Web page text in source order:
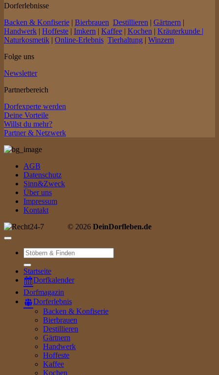
Dorferlebnisse
Backen & Konfiserie | Bierbrauen Destillieren | Gärtnern |
Handwerk | Hoffeste | Imkern | Kaffee | Kochen | Kräuterkunde |
Naturkosmetik | Online-Erlebnis Tierhaltung | Winzern
Folge uns
Newsletter
Partnerbereich
Dorfexperte werden
Deine Vorteile
Willst du mehr?
Partner & Netzwerk
AGB
Datenschutz
Sinn&Zweck
Über uns
Impressum
Kontakt
© 2026 DeinDorfleben.de
Suche
nach:
Startseite
Dorfkalender
Dorfmagazin
Dorferlebnis
Backen & Konfiserie
Bierbrauen
Destillieren
Gärtnern
Handwerk
Hoffeste
Kaffee
Kochen